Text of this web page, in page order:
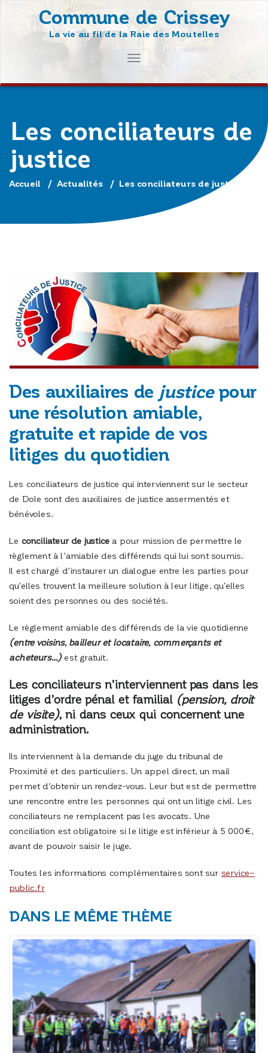
Commune de Crissey
La vie au fil de la Raie des Moutelles
AFFICHER/MASQUER
LA
NAVIGATION
Les conciliateurs de
justice
Accueil / Actualités / Les conciliateurs de justice
Des auxiliaires de justicepour
une résolution amiable,
gratuite et rapide de vos
litiges du quotidien
Les conciliateurs de justice qui interviennent sur le secteur
de Dole sont des auxiliaires de justice assermentés et
bénévoles.
Le conciliateur de justice a pour mission de permettre le
règlement à l’amiable des différends qui lui sont soumis.
Il est chargé d’instaurer un dialogue entre les parties pour
qu’elles trouvent la meilleure solution à leur litige, qu’elles
soient des personnes ou des sociétés.
Le règlement amiable des différends de la vie quotidienne
(entre voisins, bailleur et locataire, commerçants et
acheteurs…)est gratuit.
Les conciliateurs n’interviennent pas dans les
litiges d’ordre pénal et familial (pension, droit
de visite), ni dans ceux qui concernent une
administration.
Ils interviennent à la demande du juge du tribunal de
Proximité et des particuliers. Un appel direct, un mail
permet d’obtenir un rendez-vous. Leur but est de permettre
une rencontre entre les personnes qui ont un litige civil. Les
conciliateurs ne remplacent pas les avocats. Une
conciliation est obligatoire si le litige est inférieur à 5 000€,
avant de pouvoir saisir le juge.
Toutes les informations complémentaires sont sur service–
public.fr
DANS LE MÊME THÈME